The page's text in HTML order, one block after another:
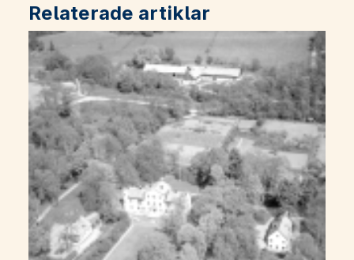
Relaterade artiklar